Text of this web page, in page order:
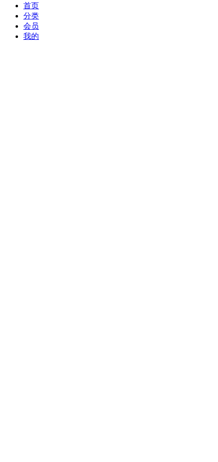
首页
分类
会员
我的